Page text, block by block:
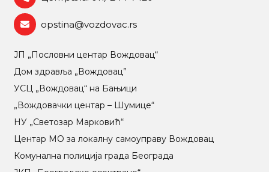
opstina@vozdovac.rs
ЈП „Пословни центар Вождовац“
Дом здравља „Вождовац”
УСЦ „Вождовац“ на Бањици
„Вождовачки центар – Шумице“
НУ „Светозар Марковић“
Центар МO за локалну самоуправу Вождовац
Комунална полиција града Београда